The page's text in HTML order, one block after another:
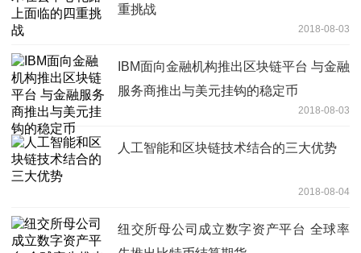
重挑战
2018-08-03
IBM面向金融机构推出区块链平台 与金融
服务商推出与美元挂钩的稳定币
2018-08-03
人工智能和区块链技术结合的三大优势
2018-08-04
纽交所母公司成立数字资产平台 全球率